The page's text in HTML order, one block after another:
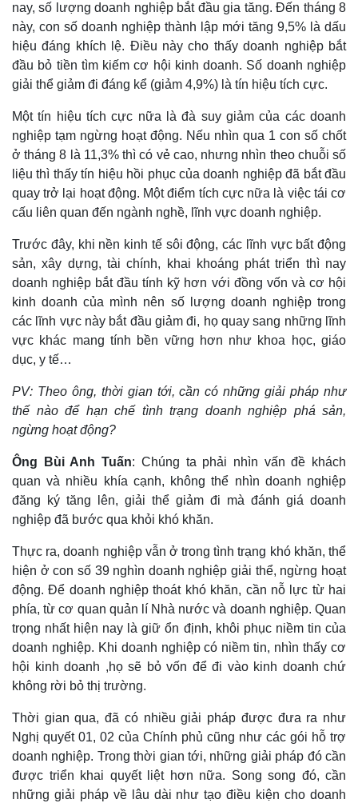
Thế giới
Quan sát
Cuộc sống đó đây
Hồ sơ
Multimedia
Video
Ảnh
E-Magazine
Infographic
nay, số lượng doanh nghiệp bắt đầu gia tăng. Đến tháng 8
này, con số doanh nghiệp thành lập mới tăng 9,5% là dấu
hiệu đáng khích lệ. Điều này cho thấy doanh nghiệp bắt
đầu bỏ tiền tìm kiếm cơ hội kinh doanh. Số doanh nghiệp
giải thể giảm đi đáng kể (giảm 4,9%) là tín hiệu tích cực.
Một tín hiệu tích cực nữa là đà suy giảm của các doanh
nghiệp tạm ngừng hoạt động. Nếu nhìn qua 1 con số chốt
ở tháng 8 là 11,3% thì có vẻ cao, nhưng nhìn theo chuỗi số
liệu thì thấy tín hiệu hồi phục của doanh nghiệp đã bắt đầu
quay trở lại hoạt động. Một điểm tích cực nữa là việc tái cơ
cấu liên quan đến ngành nghề, lĩnh vực doanh nghiệp.
Trước đây, khi nền kinh tế sôi động, các lĩnh vực bất động
sản, xây dựng, tài chính, khai khoáng phát triển thì nay
doanh nghiệp bắt đầu tính kỹ hơn với đồng vốn và cơ hội
kinh doanh của mình nên số lượng doanh nghiệp trong
các lĩnh vực này bắt đầu giảm đi, họ quay sang những lĩnh
vực khác mang tính bền vững hơn như khoa học, giáo
dục, y tế…
PV: Theo ông, thời gian tới, cần có những giải pháp như
thế nào để hạn chế tình trạng doanh nghiệp phá sản,
ngừng hoạt động?
Ông Bùi Anh Tuấn: Chúng ta phải nhìn vấn đề khách
quan và nhiều khía cạnh, không thể nhìn doanh nghiệp
đăng ký tăng lên, giải thể giảm đi mà đánh giá doanh
nghiệp đã bước qua khỏi khó khăn.
Thực ra, doanh nghiệp vẫn ở trong tình trạng khó khăn, thể
hiện ở con số 39 nghìn doanh nghiệp giải thể, ngừng hoạt
động. Để doanh nghiệp thoát khó khăn, cần nỗ lực từ hai
phía, từ cơ quan quản lí Nhà nước và doanh nghiệp. Quan
trọng nhất hiện nay là giữ ổn định, khôi phục niềm tin của
doanh nghiệp. Khi doanh nghiệp có niềm tin, nhìn thấy cơ
hội kinh doanh ,họ sẽ bỏ vốn để đi vào kinh doanh chứ
không rời bỏ thị trường.
Thời gian qua, đã có nhiều giải pháp được đưa ra như
Nghị quyết 01, 02 của Chính phủ cũng như các gói hỗ trợ
doanh nghiệp. Trong thời gian tới, những giải pháp đó cần
được triển khai quyết liệt hơn nữa. Song song đó, cần
những giải pháp về lâu dài như tạo điều kiện cho doanh